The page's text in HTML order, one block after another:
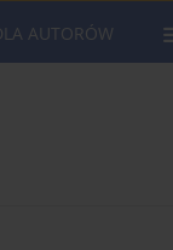
AUTORÓW